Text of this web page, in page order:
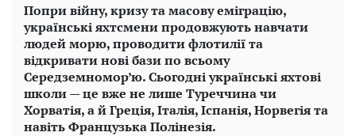
Попри війну, кризу та масову еміграцію,
українські яхтсмени продовжують навчати
людей морю, проводити флотилії та
відкривати нові бази по всьому
Середземномор’ю. Сьогодні українські яхтові
школи — це вже не лише Туреччина чи
Хорватія, а й Греція, Італія, Іспанія, Норвегія та
навіть Французька Полінезія.